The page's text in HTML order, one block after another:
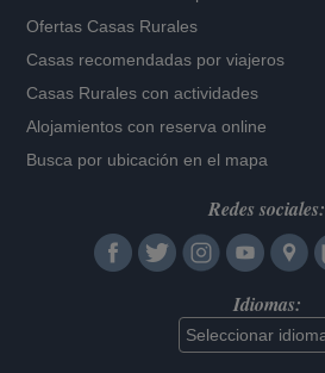
Ofertas Casas Rurales
Casas recomendadas por viajeros
Casas Rurales con actividades
Alojamientos con reserva online
Busca por ubicación en el mapa
Redes sociales:
Idiomas: